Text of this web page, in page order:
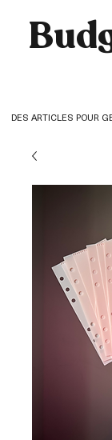
DES ARTICLES POUR